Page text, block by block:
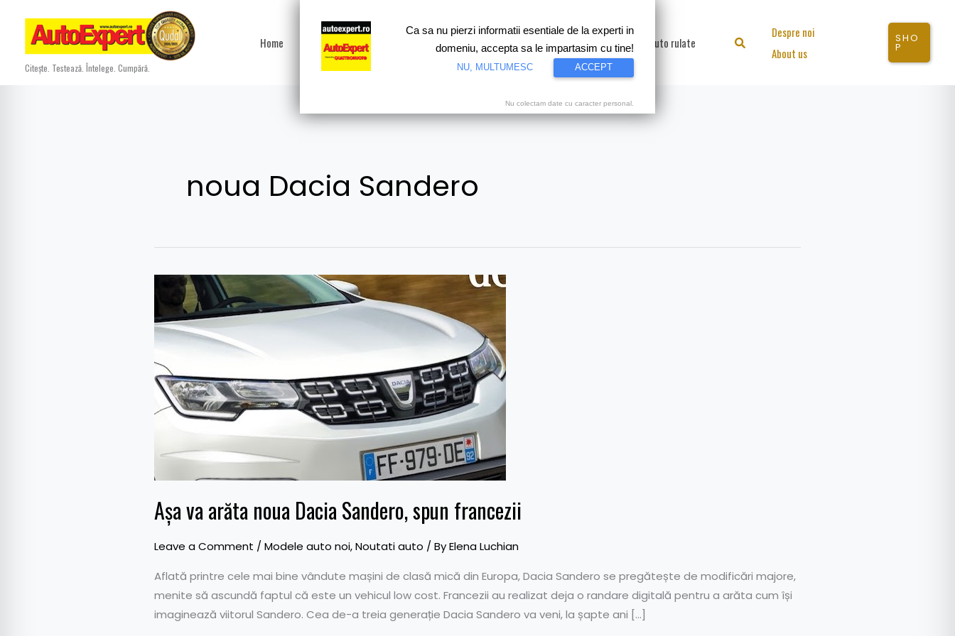
content
Citește. Testează. Întelege. Cumpără.
Home Test drive Motorsport Proiecte speciale Video Auto rulate Search
Despre noi
About us
SHO
P
noua Dacia Sandero
Așa va arăta noua Dacia Sandero, spun francezii
Leave a Comment / Modele auto noi,Noutati auto / ByElena Luchian
Aflată printre cele mai bine vândute mașini de clasă mică din Europa, Dacia Sandero se pregătește de modificări majore,
menite să ascundă faptul că este un vehicul low cost. Francezii au realizat deja o randare digitală pentru a arăta cum își
imaginează viitorul Sandero. Cea de-a treia generație Dacia Sandero va veni, la șapte ani […]
arăta
noua
Dacia
Sandero,
spun
francezii
Ca sa nu pierzi informatii esentiale de la experti in
domeniu, accepta sa le impartasim cu tine!
NU, MULTUMESC ACCEPT
Nu colectam date cu caracter personal.